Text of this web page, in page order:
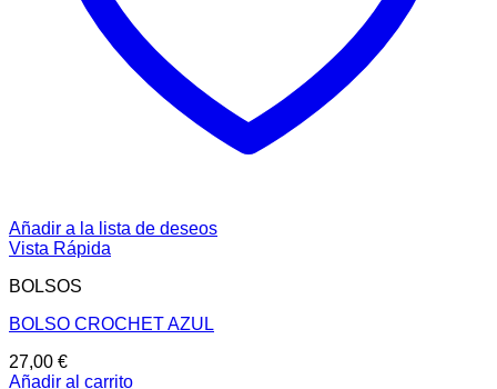
Añadir a la lista de deseos
Vista Rápida
BOLSOS
BOLSO CROCHET AZUL
27,00 €
Añadir al carrito